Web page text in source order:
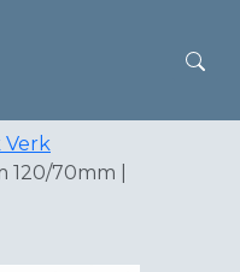
Verk
70mm |